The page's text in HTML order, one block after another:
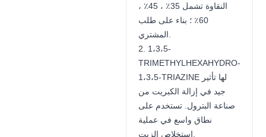
النقاوة تشمل 35٪ ، 45٪ ،
60٪ ؛ بناء على طلب
2. 1،3،5-
TRIMETHYLHEXAHYDRO-
1،3،5-TRIAZINE لها تأثير
جيد في إزالة الكبريت من
صناعة البترول. تستخدم على
نطاق واسع في عملية